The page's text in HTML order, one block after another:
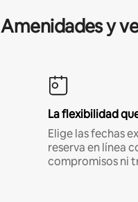
Amenidades y
La flexibilidad
Elige las fechas
reserva en línea
compromisos ni